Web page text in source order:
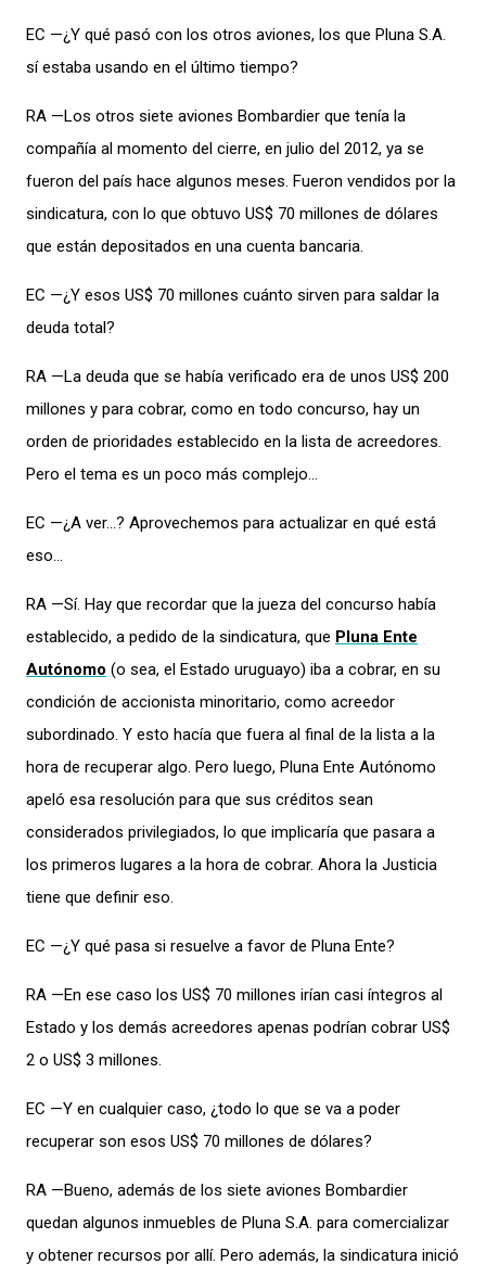
EC —¿Y qué pasó con los otros aviones, los que Pluna S.A.
sí estaba usando en el último tiempo?
RA —Los otros siete aviones Bombardier que tenía la
compañía al momento del cierre, en julio del 2012, ya se
fueron del país hace algunos meses. Fueron vendidos por la
sindicatura, con lo que obtuvo US$ 70 millones de dólares
que están depositados en una cuenta bancaria.
EC —¿Y esos US$ 70 millones cuánto sirven para saldar la
deuda total?
RA —La deuda que se había verificado era de unos US$ 200
millones y para cobrar, como en todo concurso, hay un
orden de prioridades establecido en la lista de acreedores.
Pero el tema es un poco más complejo…
EC —¿A ver…? Aprovechemos para actualizar en qué está
eso…
RA —Sí. Hay que recordar que la jueza del concurso había
establecido, a pedido de la sindicatura, que Pluna Ente
Autónomo (o sea, el Estado uruguayo) iba a cobrar, en su
condición de accionista minoritario, como acreedor
subordinado. Y esto hacía que fuera al final de la lista a la
hora de recuperar algo. Pero luego, Pluna Ente Autónomo
apeló esa resolución para que sus créditos sean
considerados privilegiados, lo que implicaría que pasara a
los primeros lugares a la hora de cobrar. Ahora la Justicia
tiene que definir eso.
EC —¿Y qué pasa si resuelve a favor de Pluna Ente?
RA —En ese caso los US$ 70 millones irían casi íntegros al
Estado y los demás acreedores apenas podrían cobrar US$
2 o US$ 3 millones.
EC —Y en cualquier caso, ¿todo lo que se va a poder
recuperar son esos US$ 70 millones de dólares?
RA —Bueno, además de los siete aviones Bombardier
quedan algunos inmuebles de Pluna S.A. para comercializar
y obtener recursos por allí. Pero además, la sindicatura inició